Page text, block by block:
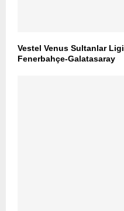
Vestel Venus Sultanlar
Fenerbahçe-Galatasaray